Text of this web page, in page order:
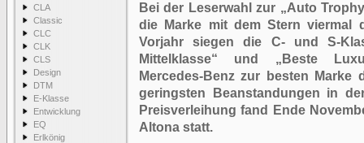
CLA
Classic
CLC
CLK
CLS
Design
DTM
E-Klasse
Entwicklung
EQ
Erlkönig
Bei der Leserwahl zur „Auto
die Marke mit dem Stern viermal
Vorjahr siegen die C- und S-
Mittelklasse“ und „Beste
Mercedes-Benz zur besten
geringsten Beanstandungen in
Preisverleihung fand Ende
Altona statt.